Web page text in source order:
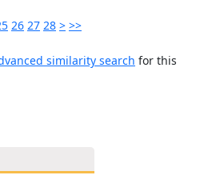
26 27 28 > >>
similarity search for this